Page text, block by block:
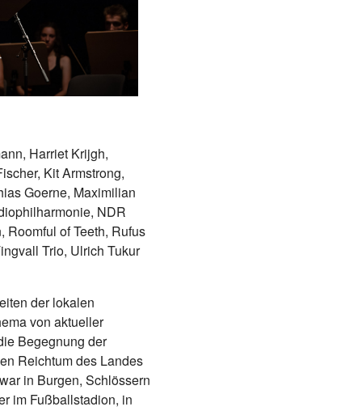
Harriet Krijgh,
Kit Armstrong,
Goerne, Maximilian
NDR
of Teeth, Rufus
Trio, Ulrich Tukur
der lokalen
von aktueller
Begegnung der
Reichtum des Landes
in Burgen, Schlössern
im Fußballstadion, in